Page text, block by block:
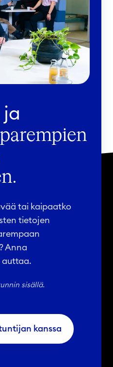
ja
parempien
tai kaipaatko
tietojen
Anna
auttaa.
sisällä.
kanssa